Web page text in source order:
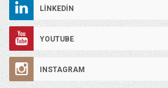
LINKEDIN
YOUTUBE
INSTAGRAM